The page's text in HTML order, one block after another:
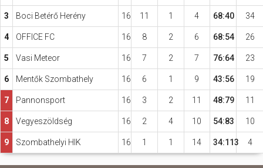
3 Boci Betérő Herény 16 11 1 4 68:40 34
4 OFFICE FC 16 8 2 6 68:54 26
5 Vasi Meteor 16 7 2 7 76:64 23
6 Mentők Szombathely 16 6 1 9 43:56 19
7 Pannonsport 16 3 2 11 48:79 11
8 Vegyeszöldség 16 2 4 10 54:83 10
9 Szombathelyi HIK 16 1 1 14 34:113 4